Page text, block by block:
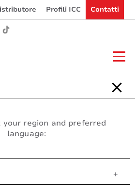
Profili ICC Contatti
your region and preferred
language:
+